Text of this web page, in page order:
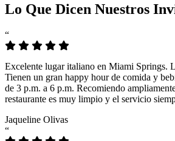
Lo Que Dicen Nuestros
“
Excelente lugar italiano en Miami Springs.
Tienen un gran happy hour de comida y
de 3 p.m. a 6 p.m. Recomiendo
restaurante es muy limpio y el servicio
Jaqueline Olivas
“